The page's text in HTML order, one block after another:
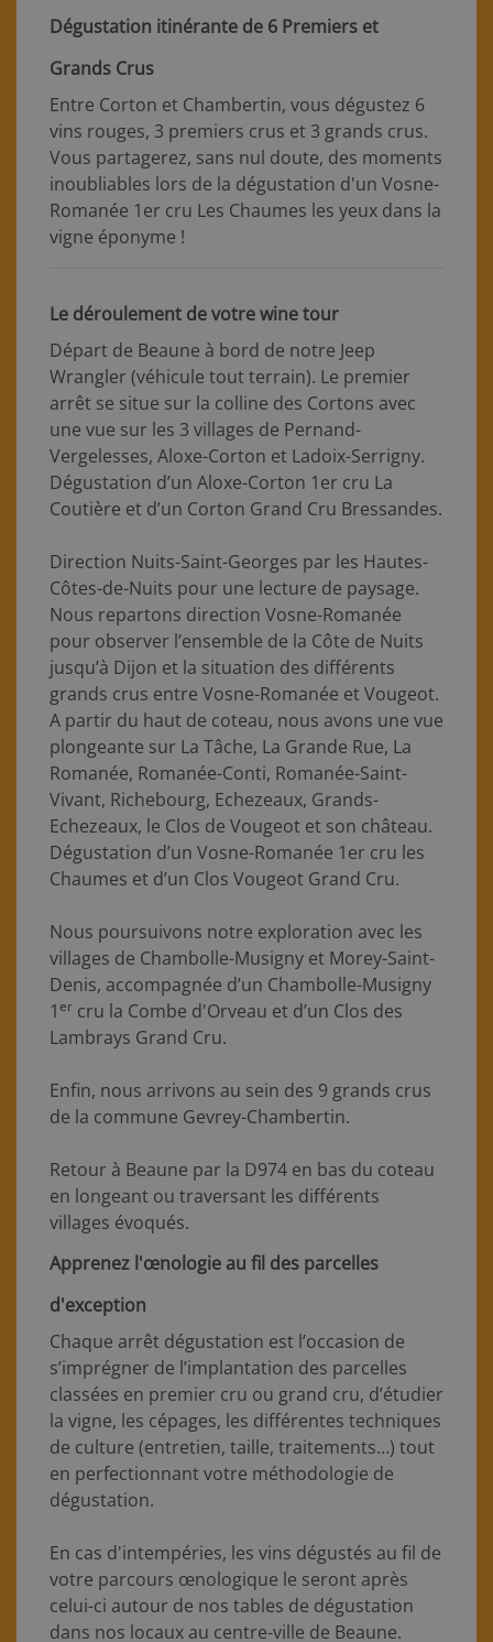
Dégustation itinérante de 6 Premiers et
Grands Crus
Entre Corton et Chambertin, vous dégustez 6
vins rouges, 3 premiers crus et 3 grands crus.
Vous partagerez, sans nul doute, des moments
inoubliables lors de la dégustation d'un Vosne-
Romanée 1er cru Les Chaumes les yeux dans la
vigne éponyme !
Le déroulement de votre wine tour
Départ de Beaune à bord de notre Jeep
Wrangler (véhicule tout terrain). Le premier
arrêt se situe sur la colline des Cortons avec
une vue sur les 3 villages de Pernand-
Vergelesses, Aloxe-Corton et Ladoix-Serrigny.
Dégustation d’un Aloxe-Corton 1er cru La
Coutière et d’un Corton Grand Cru Bressandes.
Direction Nuits-Saint-Georges par les Hautes-
Côtes-de-Nuits pour une lecture de paysage.
Nous repartons direction Vosne-Romanée
pour observer l’ensemble de la Côte de Nuits
jusqu’à Dijon et la situation des différents
grands crus entre Vosne-Romanée et Vougeot.
A partir du haut de coteau, nous avons une vue
plongeante sur La Tâche, La Grande Rue, La
Romanée, Romanée-Conti, Romanée-Saint-
Vivant, Richebourg, Echezeaux, Grands-
Echezeaux, le Clos de Vougeot et son château.
Dégustation d’un Vosne-Romanée 1er cru les
Chaumes et d’un Clos Vougeot Grand Cru.
Nous poursuivons notre exploration avec les
villages de Chambolle-Musigny et Morey-Saint-
Denis, accompagnée d’un Chambolle-Musigny
1er cru la Combe d'Orveau et d’un Clos des
Lambrays Grand Cru.
Enfin, nous arrivons au sein des 9 grands crus
de la commune Gevrey-Chambertin.
Retour à Beaune par la D974 en bas du coteau
en longeant ou traversant les différents
villages évoqués.
Apprenez l'œnologie au fil des parcelles
d'exception
Chaque arrêt dégustation est l’occasion de
s’imprégner de l’implantation des parcelles
classées en premier cru ou grand cru, d’étudier
la vigne, les cépages, les différentes techniques
de culture (entretien, taille, traitements…) tout
en perfectionnant votre méthodologie de
dégustation.
En cas d'intempéries, les vins dégustés au fil de
votre parcours œnologique le seront après
celui-ci autour de nos tables de dégustation
dans nos locaux au centre-ville de Beaune.